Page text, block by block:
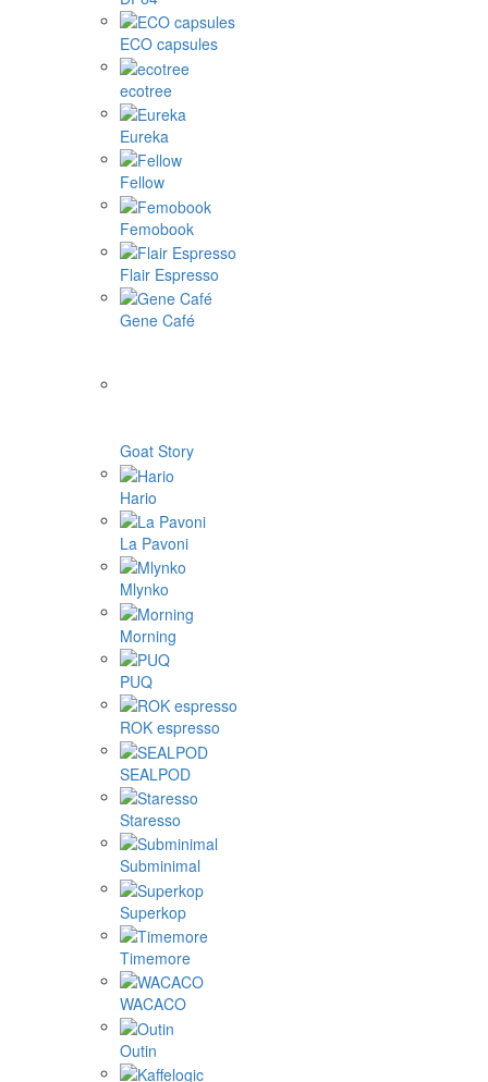
1Zpresso
4Barista
9Barista
Aram coffee
CAFFLANO
DF64
ECO capsules
ecotree
Eureka
Fellow
Femobook
Flair Espresso
Gene Café
Goat Story
Hario
La Pavoni